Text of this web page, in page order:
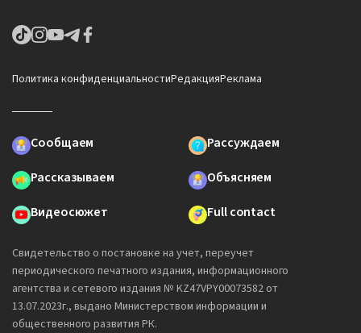
Политика конфиденциальностиРедакцияРеклама
Сообщаем
Рассуждаем
Рассказываем
Объясняем
Видеосюжет
Full contact
Свидетельство о постановке на учет, переучет
периодического печатного издания, информационного
агентства и сетевого издания № KZ47VPY00073582 от
13.07.2023г., выдано Министерством информации и
общественного развития РК.